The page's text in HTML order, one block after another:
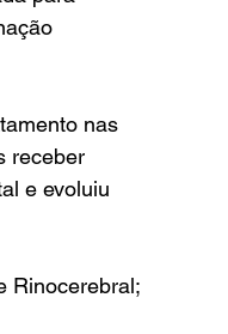
nas
receber
e evoluiu
Rinocerebral;